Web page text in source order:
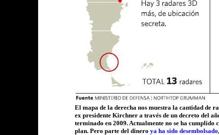
El mapa de la derecha nos muestra la cantidad de
ex presidente Kirchner a través de un decreto del
terminado en 2009. Actualmente no se ha cumplido
plan. Pero parte del dinero ya ha sido desembolsado